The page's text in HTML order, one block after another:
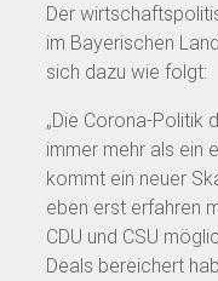
Der
im Bayerischen
sich dazu wie folgt:
„Die Corona-Politik
immer mehr als ein
kommt ein neuer
eben erst erfahren
CDU und CSU
Deals bereichert